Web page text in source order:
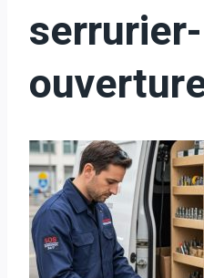
serrurier-